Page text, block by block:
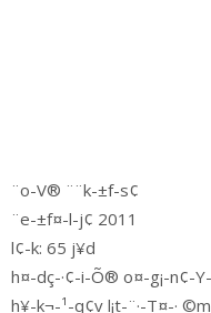
¨o-V® ¨¨k-±f-s¢
¨e-±f¤-l-j¢ 2011
l¢-k: 65 j¥d
h¤-dç-·¢-i-Õ® o¤-g¡-n¢-
h¥-k¬-¹-q¢v l¡t-¨·-T¤-·